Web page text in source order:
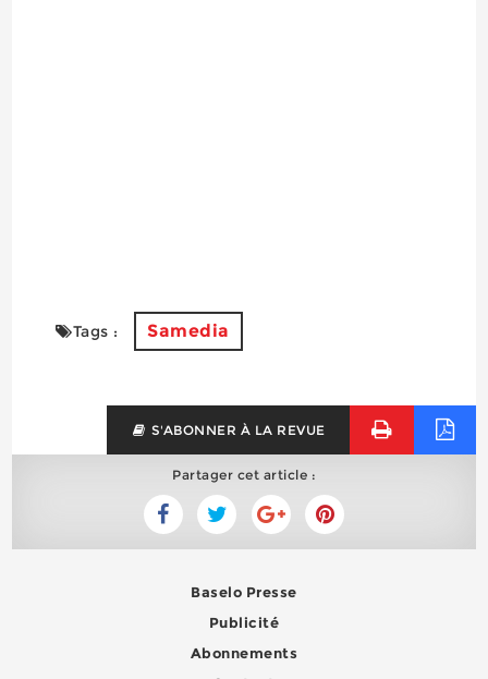
Tags : Samedia
S'ABONNER À LA REVUE
Partager cet article :
Baselo Presse
Publicité
Abonnements